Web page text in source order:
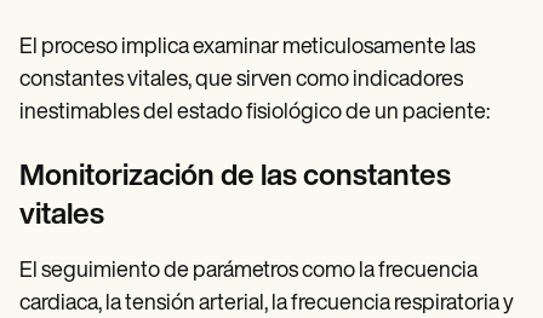
El proceso implica examinar meticulosamente las
constantes vitales, que sirven como indicadores
inestimables del estado fisiológico de un paciente:
Monitorización de las constantes
vitales
El seguimiento de parámetros como la frecuencia
cardiaca, la tensión arterial, la frecuencia respiratoria y